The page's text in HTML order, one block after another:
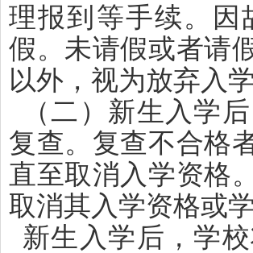
理报到等手续。因
假。未请假或者请
以外，视为放弃入学
（二）新生入学
复查。复查不合格
直至取消入学资格
取消其入学资格或学
新生入学后，学